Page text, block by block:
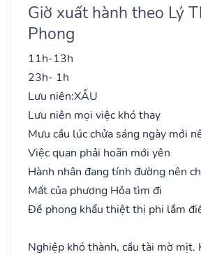
Giờ xuất hành theo Lý
Phong
11h-13h
23h- 1h
Lưu niên:XẤU
Lưu niên mọi việc khó thay
Mưu cầu lúc chửa sáng ngày mới
Việc quan phải hoãn mới yên
Hành nhân đang tính đường nên
Mất của phương Hỏa tìm đi
Đề phong khẩu thiệt thị phi lắm
Nghiệp khó thành, cầu tài mờ mịt.